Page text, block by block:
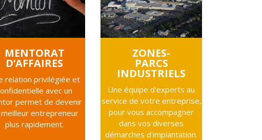
MENTORAT
D‘AFFAIRES
relation privilégiée et
avec un
permet de devenir
meilleur entrepreneur
plus rapidement.
ZONES-
PARCS
INDUSTRIELS
Une équipe d'experts au
service de votre entreprise,
pour vous accompagner
dans vos diverses
démarches d'implantation.